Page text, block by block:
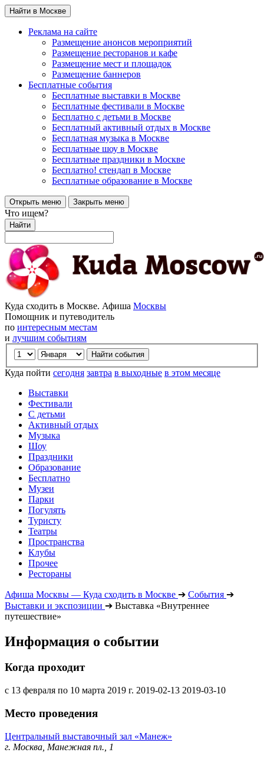
Найти в Москве
Реклама на сайте
Размещение анонсов мероприятий
Размещение ресторанов и кафе
Размещение мест и площадок
Размещение баннеров
Бесплатные события
Бесплатные выставки в Москве
Бесплатные фестивали в Москве
Бесплатно с детьми в Москве
Бесплатный активный отдых в Москве
Бесплатная музыка в Москве
Бесплатные шоу в Москве
Бесплатные праздники в Москве
Бесплатно! стендап в Москве
Бесплатные образование в Москве
Открыть меню Закрыть меню
Что ищем?
Найти
Куда сходить в Москве. Афиша Москвы
Помощник и путеводитель
по интересным местам
и лучшим событиям
Куда пойти сегодня завтра в выходные в этом месяце
Выставки
Фестивали
С детьми
Активный отдых
Музыка
Шоу
Праздники
Образование
Бесплатно
Музеи
Парки
Погулять
Туристу
Театры
Пространства
Клубы
Прочее
Рестораны
Афиша Москвы — Куда сходить в Москве ➔ События ➔
Выставки и экспозиции ➔ Выставка «Внутреннее
путешествие»
Информация о событии
Когда проходит
с 13 февраля по 10 марта 2019 г. 2019-02-13 2019-03-10
Место проведения
Центральный выставочный зал «Манеж»
г. Москва, Манежная пл., 1